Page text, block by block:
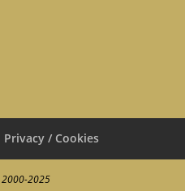
Privacy / Cookies
2025